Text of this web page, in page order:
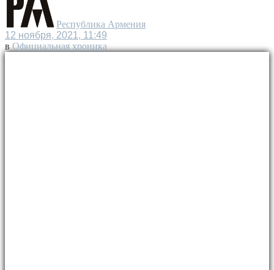
Республика Армения
12 ноября, 2021, 11:49
в Официальная хроника